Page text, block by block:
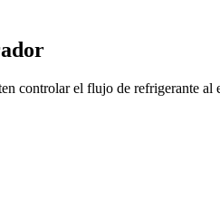
controlar el flujo de refrigerante